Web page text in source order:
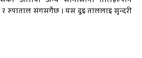
रुपाताल संगसगैछ । यस दुइ ताललाइ सुन्दरी